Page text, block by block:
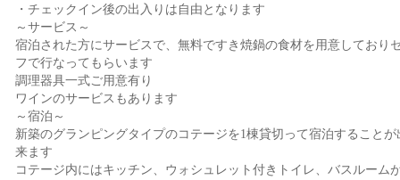
・チェックイン後の出入りは自由となります
～サービス～
宿泊された方にサービスで、無料ですき焼鍋の食材を用意しており
フで行なってもらいます
調理器具一式ご用意有り
ワインのサービスもあります
～宿泊～
新築のグランピングタイプのコテージを1棟貸切って宿泊することが
来ます
コテージ内にはキッチン、ウォシュレット付きトイレ、バスルーム